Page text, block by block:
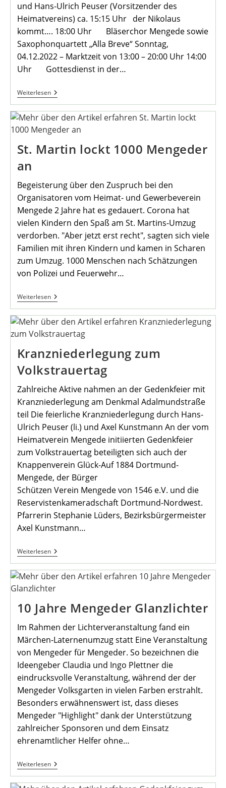
und Hans-Ulrich Peuser (Vorsitzender des
Heimatvereins) ca. 15:15 Uhr der Nikolaus
kommt…. 18:00 Uhr Bläserchor Mengede sowie
Saxophonquartett „Alla Breve“ Sonntag,
04.12.2022 – Marktzeit von 13:00 – 20:00 Uhr 14:00
Uhr Gottesdienst in der…
WeiterlesenAdventsmarkt
03./04.12.22
Programm
St. Martin lockt 1000 Mengeder
an
Begeisterung über den Zuspruch bei den
Organisatoren vom Heimat- und Gewerbeverein
Mengede 2 Jahre hat es gedauert. Corona hat
vielen Kindern den Spaß am St. Martins-Umzug
verdorben. "Aber jetzt erst recht", sagten sich viele
Familien mit ihren Kindern und kamen in Scharen
zum Umzug. 1000 Menschen nach Schätzungen
von Polizei und Feuerwehr…
WeiterlesenSt.
Martin
Lockt
1000
Mengeder
An
Kranzniederlegung zum
Volkstrauertag
Zahlreiche Aktive nahmen an der Gedenkfeier mit
Kranzniederlegung am Denkmal Adalmundstraße
teil Die feierliche Kranzniederlegung durch Hans-
Ulrich Peuser (li.) und Axel Kunstmann An der vom
Heimatverein Mengede initiierten Gedenkfeier
zum Volkstrauertag beteiligten sich auch der
Knappenverein Glück-Auf 1884 Dortmund-
Mengede, der Bürger
Schützen Verein Mengede von 1546 e.V. und die
Reservistenkameradschaft Dortmund-Nordwest.
Pfarrerin Stephanie Lüders, Bezirksbürgermeister
Axel Kunstmann…
WeiterlesenKranzniederlegung
Zum
Volkstrauertag
10 Jahre Mengeder Glanzlichter
Im Rahmen der Lichterveranstaltung fand ein
Märchen-Laternenumzug statt Eine Veranstaltung
von Mengeder für Mengeder. So bezeichnen die
Ideengeber Claudia und Ingo Plettner die
eindrucksvolle Veranstaltung, während der der
Mengeder Volksgarten in vielen Farben erstrahlt.
Besonders erwähnenswert ist, dass dieses
Mengeder "Highlight" dank der Unterstützung
zahlreicher Sponsoren und dem Einsatz
ehrenamtlicher Helfer ohne…
Weiterlesen10
Jahre
Mengeder